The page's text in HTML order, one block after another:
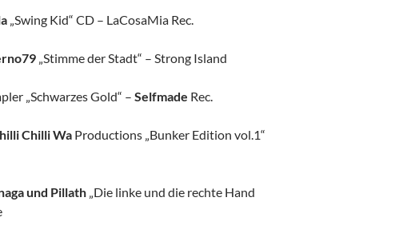
„Swing Kid“ CD – LaCosaMia Rec.
„Stimme der Stadt“ – Strong Island
„Schwarzes Gold“ – Selfmade Rec.
Chilli Wa Productions „Bunker Edition vol.1“
und Pillath „Die linke und die rechte Hand